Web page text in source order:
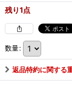
残り1点
数量:
返品特約に関する